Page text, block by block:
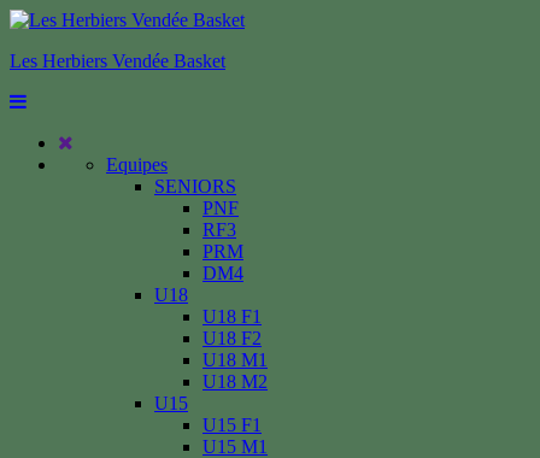
Les Herbiers Vendée Basket
Equipes
SENIORS
PNF
RF3
PRM
DM4
U18
U18 F1
U18 F2
U18 M1
U18 M2
U15
U15 F1
U15 M1